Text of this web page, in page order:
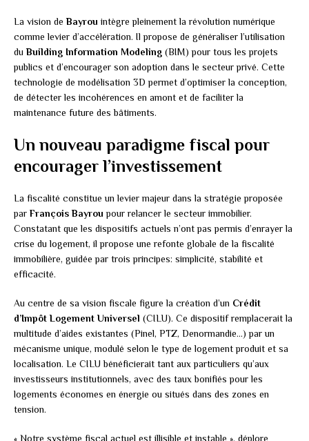
La vision deBayrou intègre pleinement la révolution numérique
comme levier d’accélération. Il propose de généraliser l’utilisation
duBuilding Information Modeling (BIM) pour tous les projets
publics et d’encourager son adoption dans le secteur privé. Cette
technologie de modélisation 3D permet d’optimiser la conception,
de détecter les incohérences en amont et de faciliter la
maintenance future des bâtiments.
Un nouveau paradigme fiscal pour
encourager l’investissement
La fiscalité constitue un levier majeur dans la stratégie proposée
par François Bayrou pour relancer le secteur immobilier.
Constatant que les dispositifs actuels n’ont pas permis d’enrayer la
crise du logement, il propose une refonte globale de la fiscalité
immobilière, guidée par trois principes: simplicité, stabilité et
efficacité.
Au centre de sa vision fiscale figure la création d’un Crédit
d’Impôt Logement Universel (CILU). Ce dispositif remplacerait la
multitude d’aides existantes (Pinel, PTZ, Denormandie…) par un
mécanisme unique, modulé selon le type de logement produit et sa
localisation. Le CILU bénéficierait tant aux particuliers qu’aux
investisseurs institutionnels, avec des taux bonifiés pour les
logements économes en énergie ou situés dans des zones en
tension.
« Notre système fiscal actuel est illisible et instable », déplore